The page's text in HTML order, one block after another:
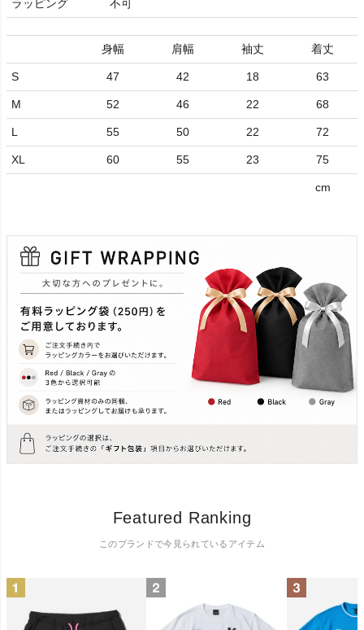
ラッピング 不可
身幅 肩幅 袖丈 着丈
S 47 42 18 63
M 52 46 22 68
L 55 50 22 72
XL 60 55 23 75
cm
Featured Ranking
このブランドで今見られているアイテム